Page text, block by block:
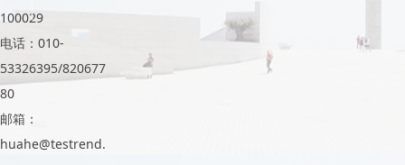
100029
电话：010-
53326395/820677
80
邮箱：
huahe@testrend.